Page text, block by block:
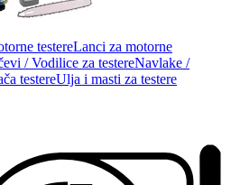
testereLanci za motorne
/ Vodilice za testereNavlake /
testereUlja i masti za testere